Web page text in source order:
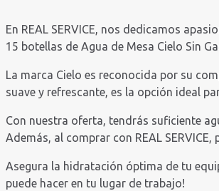
En REAL SERVICE, nos dedicamos
15 botellas de Agua de Mesa Cielo Sin
La marca Cielo es reconocida por su
suave y refrescante, es la opción ideal
Con nuestra oferta, tendrás suficiente
Además, al comprar con REAL
Asegura la hidratación óptima de tu
puede hacer en tu lugar de trabajo!